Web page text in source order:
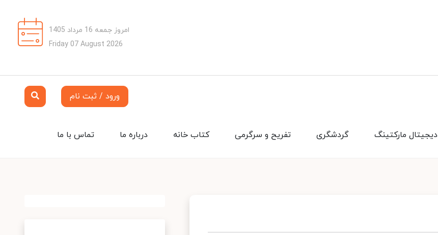
امروز جمعه 16 مرداد 1405
Friday 07 August 2026
ورود / ثبت نام
تماس با ما درباره ما کتاب خانه تفریح و سرگرمی گردشگری دیجیتال مارکتینگ